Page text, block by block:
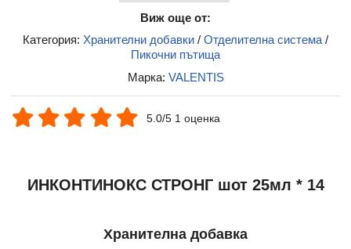
Виж още от:
Категория: Хранителни добавки / Отделителна система /
Пикочни пътища
Марка: VALENTIS
5.0/5 1 оценка
ИНКОНТИНОКС СТРОНГ шот 25мл * 14
Хранителна добавка